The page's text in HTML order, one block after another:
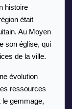
histoire
était
Au Moyen
son église, qui
de la ville.
évolution
ressources
le gemmage,